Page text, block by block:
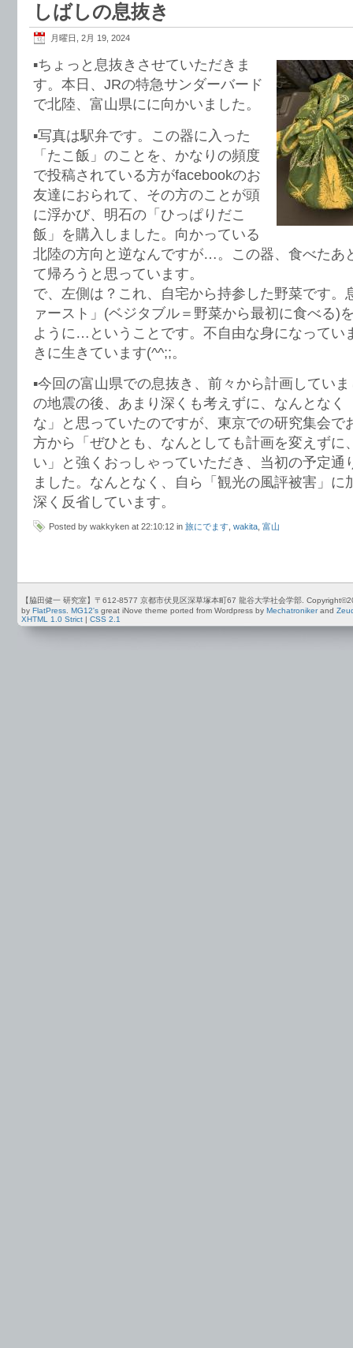
しばしの息抜き
月曜日, 2月 19, 2024
▪️ちょっと息抜きさせていただきま
す。本日、JRの特急サンダーバード
で北陸、富山県にに向かいました。
▪️写真は駅弁です。この器に入った
「たこ飯」のことを、かなりの頻度
で投稿されている方がfacebookのお
友達におられて、その方のことが頭
に浮かび、明石の「ひっぱりだこ
飯」を購入しました。向かっている
北陸の方向と逆なんですが…。この器、食べたあ
て帰ろうと思っています。
で、左側は？これ、自宅から持参した野菜です。
ァースト」(ベジタブル＝野菜から最初に食べる)
ように…ということです。不自由な身になってい
きに生きています(^^;;。
▪️今回の富山県での息抜き、前々から計画してい
の地震の後、あまり深くも考えずに、なんとなく
な」と思っていたのですが、東京での研究集会で
方から「ぜひとも、なんとしても計画を変えずに
い」と強くおっしゃっていただき、当初の予定通
ました。なんとなく、自ら「観光の風評被害」に
深く反省しています。
Posted by wakkyken at 22:10:12 in 旅にでます wakita 富山
【脇田健一 研究室】〒612-8577 京都市伏見区深草塚本町67 龍谷大学社会学部.
by FlatPress MG12's great iNove theme ported from Wordpress by Mechatronikerand
XHTML 1.0 Strict | CSS 2.1